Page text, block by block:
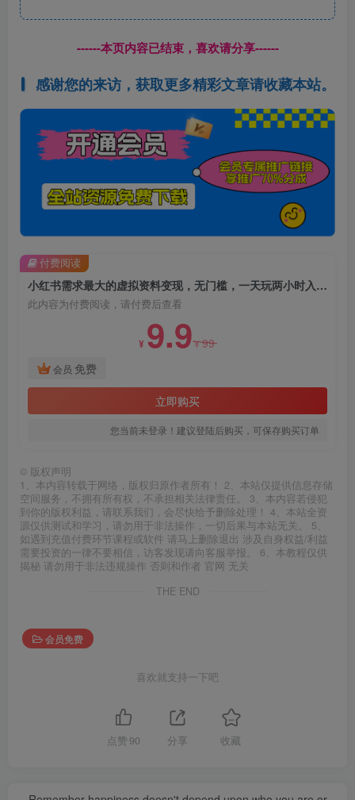
------本页内容已结束，喜欢请分享------
感谢您的来访，获取更多精彩文章请收藏本站。
小红书需求最大的虚拟资料变现，无门槛，一天玩两小时入300+【揭秘】
此内容为付费阅读，请付费后查看
¥ 9.9¥99
会员 免费
立即购买
您当前未登录！建议登陆后购买，可保存购买订单
付费阅读
© 版权声明
1、本内容转载于网络，版权归原作者所有！ 2、本站仅提供信息存储
空间服务，不拥有所有权，不承担相关法律责任。 3、本内容若侵犯
到你的版权利益，请联系我们，会尽快给予删除处理！ 4、本站全资
源仅供测试和学习，请勿用于非法操作，一切后果与本站无关。 5、
如遇到充值付费环节课程或软件 请马上删除退出 涉及自身权益/利益
需要投资的一律不要相信，访客发现请向客服举报。 6、本教程仅供
揭秘 请勿用于非法违规操作 否则和作者 官网 无关
THE END
会员免费
喜欢就支持一下吧
点赞 90 分享 收藏